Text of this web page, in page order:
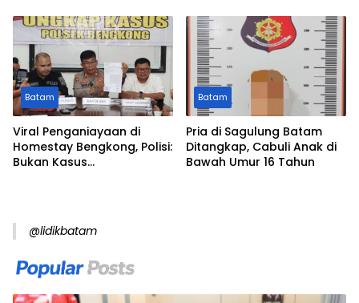
Perkara
Batam
Viral Penganiayaan di
Homestay Bengkong, Polisi:
Bukan Kasus
Batam
Pria di Sagulung Batam
Ditangkap, Cabuli Anak di
Bawah Umur 16 Tahun
@lidikbatam